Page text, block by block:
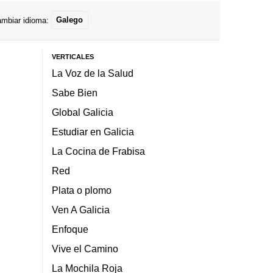
idioma: Galego
VERTICALES
La Voz de la Salud
Sabe Bien
Global Galicia
Estudiar en Galicia
La Cocina de Frabisa
Red
Plata o plomo
Ven A Galicia
Enfoque
Vive el Camino
La Mochila Roja